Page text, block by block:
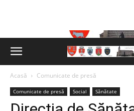
Acasă Comunicate de presă
Comunicate de presă Social Sănătate